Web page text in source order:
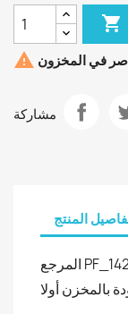

 في المخزون
مشاركة
المنتج
المرجع
بالمخزن أولا